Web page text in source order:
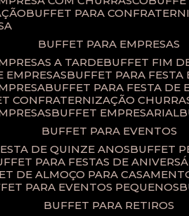
BUFFET PARA
BUFFET PARA EMPRESAS
A TARDE
BUFFET FIM
EMPRESAS
BUFFET PARA
BUFFET PARA FESTA DE
CONFRATERNIZAÇÃO
BUFFET EMPRESARIAL
BUFFET PARA EVENTOS
DE QUINZE ANOS
BUFFET
PARA FESTAS DE
DE ALMOÇO PARA
PARA EVENTOS PEQUENOS
BUFFET PARA RETIROS